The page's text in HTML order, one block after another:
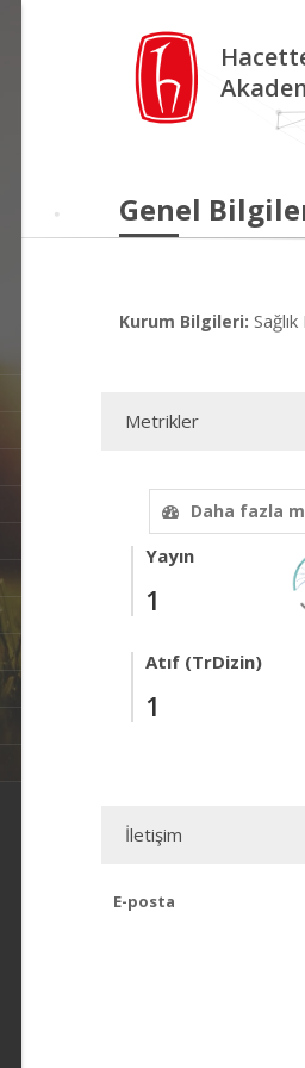
Genel
Kurum Bilgileri:
Metrikler
Daha fazla
Yayın
1
Atıf (TrDizin)
1
İletişim
E-posta